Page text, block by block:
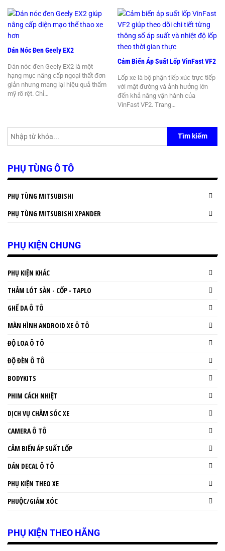
Dán Nóc Đen Geely EX2
Dán nóc đen Geely EX2 là một
hạng mục nâng cấp ngoại thất đơn
giản nhưng mang lại hiệu quả thẩm
mỹ rõ rệt. Chỉ…
Cảm Biến Áp Suất Lốp VinFast VF2
Lốp xe là bộ phận tiếp xúc trực tiếp
với mặt đường và ảnh hưởng lớn
đến khả năng vận hành của
VinFast VF2. Trang…
Tìm kiếm
PHỤ TÙNG Ô TÔ
PHỤ TÙNG MITSUBISHI
PHỤ TÙNG MITSUBISHI XPANDER
PHỤ KIỆN CHUNG
PHỤ KIỆN KHÁC
THẢM LÓT SÀN - CỐP - TAPLO
GHẾ DA Ô TÔ
MÀN HÌNH ANDROID XE Ô TÔ
ĐỘ LOA Ô TÔ
ĐỘ ĐÈN Ô TÔ
BODYKITS
PHIM CÁCH NHIỆT
DỊCH VỤ CHĂM SÓC XE
CAMERA Ô TÔ
CẢM BIẾN ÁP SUẤT LỐP
DÁN DECAL Ô TÔ
PHỤ KIỆN THEO XE
PHUỘC/GIẢM XÓC
PHỤ KIỆN THEO HÃNG